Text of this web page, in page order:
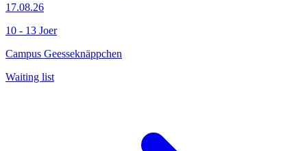
17.08.26
10 - 13 Joer
Campus Geesseknäppchen
Waiting list